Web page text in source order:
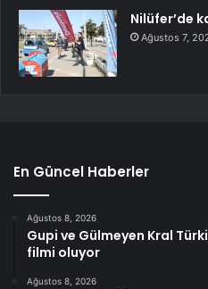
Nilüfer’de
Ağustos 7,
En Güncel Haberler
Ağustos 8, 2026
Gupi ve Gülmeyen Kral
filmi oluyor
Ağustos 8, 2026